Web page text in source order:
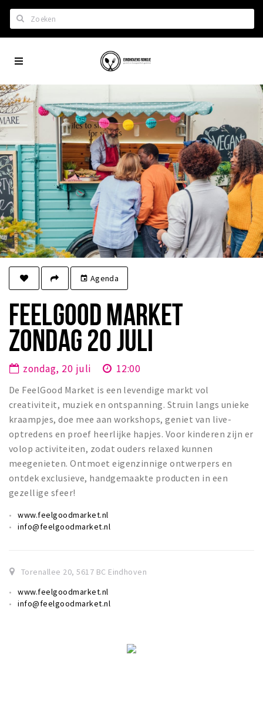
Home
Het laatste nieuws in Eindhoven
Lijstjes met Eindhoven tips
Roddels...
Restaurants en meer
Agenda
Hotels
Eindhovense Rondjes
Te koop en te huur
Winkels
Aanbiedingen
Ook reclame maken?
Over Eindhovens Rondje
Inloggen
City
event Agenda
FEELGOOD MARKET
ZONDAG 20 JULI
zondag, 20 juli 12:00
De FeelGood Market is een levendige markt vol
creativiteit, muziek en ontspanning. Struin langs unieke
kraampjes, doe mee aan workshops, geniet van live-
optredens en proef heerlijke hapjes. Voor kinderen zijn er
volop activiteiten, zodat ouders relaxed kunnen
meegenieten. Ontmoet eigenzinnige ontwerpers en
ontdek exclusieve, handgemaakte producten in een
gezellige sfeer!
www.feelgoodmarket.nl
info@feelgoodmarket.nl
Torenallee 20,5617 BC Eindhoven
www.feelgoodmarket.nl
info@feelgoodmarket.nl